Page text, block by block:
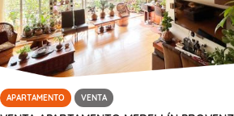
APARTAMENTO VENTA